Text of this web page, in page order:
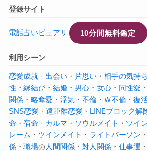
登録サイト
電話占いピュアリ 10分間無料鑑定
利用シーン
恋愛成就・ 出会い ・ 片思い ・ 相手の気持ち
性 ・ 縁結び・ 結婚・ 男心・ 女心・ 同性愛 ・
関係・ 略奪愛 ・ 浮気・ 不倫・ Ｗ不倫・ 復
SNS恋愛 ・ 遠距離恋愛 ・ LINEブロック解
命 ・ 宿命 ・ カルマ ・ ソウルメイト ・ ツイ
レーム ・ ツインメイト ・ ライトパーソン ・
係・ 職場の人間関係・ 対人関係・ 仕事運 ・